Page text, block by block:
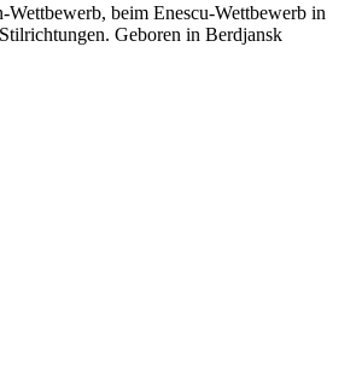
beim Enescu-Wettbewerb in
Geboren in Berdjansk